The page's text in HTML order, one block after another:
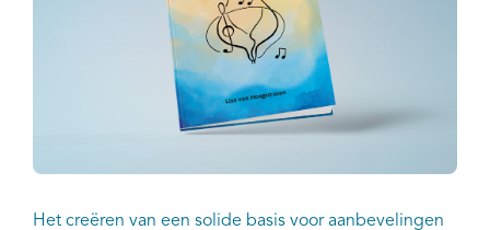
Het creëren van een solide basis voor aanbevelingen